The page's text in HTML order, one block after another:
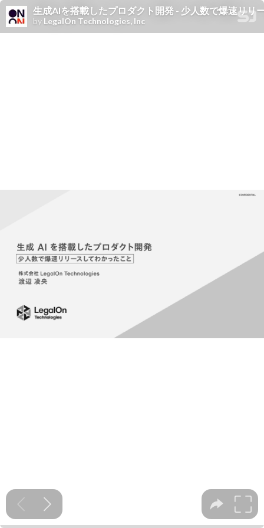
生成AIを搭載したプロダクト開発 - 少人数で爆速リリ
by LegalOn Technologies, Inc